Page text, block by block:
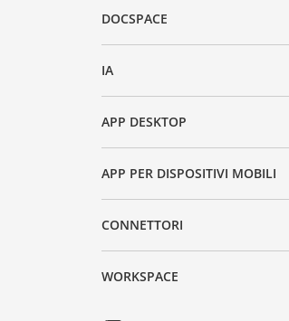
DOCSPACE
IA
APP DESKTOP
APP PER DISPOSITIVI MOBILI
CONNETTORI
WORKSPACE